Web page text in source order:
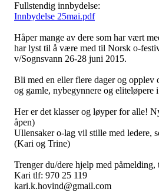
Fullstendig innbydelse:
Innbydelse 25mai.pdf
Håper mange av dere som har vært
har lyst til å være med til Norsk o-
v/Sognsvann 26-28 juni 2015.
Bli med en eller flere dager og opplev
og gamle, nybegynnere og eliteløpere
Her er det klasser og løyper for alle!
åpen)
Ullensaker o-lag vil stille med ledere,
(Kari og Trine)
Trenger du/dere hjelp med påmelding,
Kari tlf: 970 25 119
kari.k.hovind@gmail.com